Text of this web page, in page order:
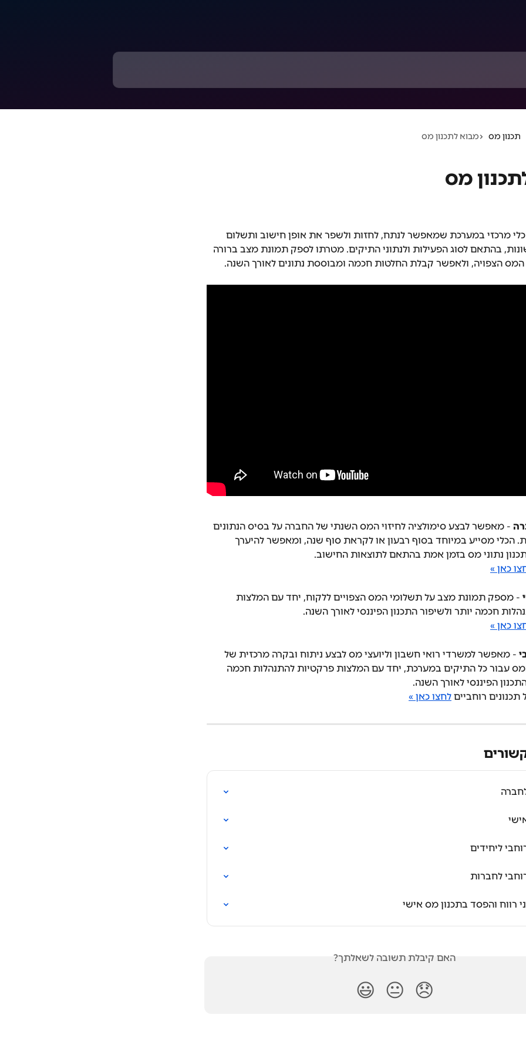
תכנון מס מבוא לתכנון מס
מס
כלי מרכזי במערכת שמאפשר לנתח, לחזות ולשפר את אופן חישוב ותשלום
בהתאם לסוג הפעילות ולנתוני התיקים. מטרתו לספק תמונת מצב ברורה
המס הצפויה, ולאפשר קבלת החלטות חכמה ומבוססת נתונים לאורך השנה.
- מאפשר לבצע סימולציה לחיזוי המס השנתי של החברה על בסיס הנתונים
הכלי מסייע במיוחד בסוף רבעון או לקראת סוף שנה, ומאפשר להיערך
נתוני מס בזמן אמת בהתאם לתוצאות החישוב.
כאן »
- מספק תמונת מצב על תשלומי המס הצפויים ללקוח, יחד עם המלצות
חכמה יותר ולשיפור התכנון הפיננסי לאורך השנה.
כאן »
- מאפשר למשרדי רואי חשבון וליועצי מס לבצע ניתוח ובקרה מרכזית של
עבור כל התיקים במערכת, יחד עם המלצות פרקטיות להתנהלות חכמה
הפיננסי לאורך השנה.
תכנונים רוחביים לחצו כאן »
ליחידים
לחברות
רווח והפסד בתכנון מס אישי
האם קיבלת תשובה לשאלתך?
😞
😐
😃